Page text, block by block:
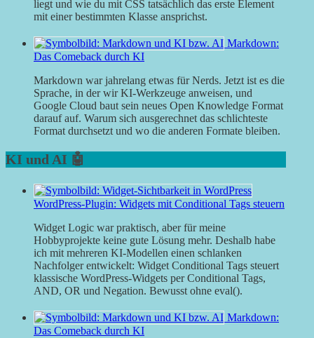
liegt und wie du mit CSS tatsächlich das erste Element
mit einer bestimmten Klasse ansprichst.
Markdown:
Das Comeback durch KI
Markdown war jahrelang etwas für Nerds. Jetzt ist es die
Sprache, in der wir KI-Werkzeuge anweisen, und
Google Cloud baut sein neues Open Knowledge Format
darauf auf. Warum sich ausgerechnet das schlichteste
Format durchsetzt und wo die anderen Formate bleiben.
KI und AI 🤖
WordPress-Plugin: Widgets mit Conditional Tags steuern
Widget Logic war praktisch, aber für meine
Hobbyprojekte keine gute Lösung mehr. Deshalb habe
ich mit mehreren KI-Modellen einen schlanken
Nachfolger entwickelt: Widget Conditional Tags steuert
klassische WordPress-Widgets per Conditional Tags,
AND, OR und Negation. Bewusst ohne eval().
Markdown:
Das Comeback durch KI